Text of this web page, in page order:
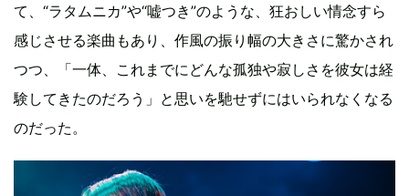
て、“ラタムニカ”や“嘘つき”のような、狂おしい情念すら
感じさせる楽曲もあり、作風の振り幅の大きさに驚かされ
つつ、「一体、これまでにどんな孤独や寂しさを彼女は経
験してきたのだろう」と思いを馳せずにはいられなくなる
のだった。